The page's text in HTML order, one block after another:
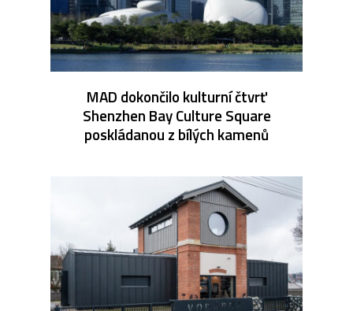
MAD dokončilo kulturní čtvrť
Shenzhen Bay Culture Square
poskládanou z bílých kamenů